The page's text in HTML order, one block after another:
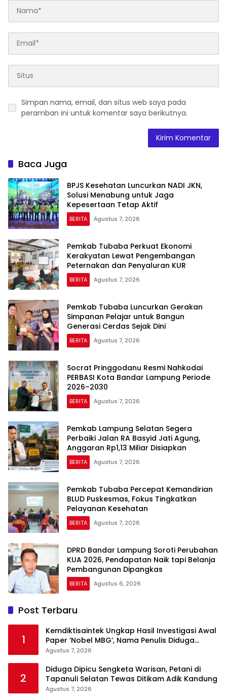
Simpan nama, email, dan situs web saya pada
peramban ini untuk komentar saya berikutnya.
Baca Juga
BPJS Kesehatan Luncurkan NADI JKN,
Solusi Menabung untuk Jaga
Kepesertaan Tetap Aktif
BERITA Agustus 7, 2026
Pemkab Tubaba Perkuat Ekonomi
Kerakyatan Lewat Pengembangan
Peternakan dan Penyaluran KUR
BERITA Agustus 7, 2026
Pemkab Tubaba Luncurkan Gerakan
Simpanan Pelajar untuk Bangun
Generasi Cerdas Sejak Dini
BERITA Agustus 7, 2026
Socrat Pringgodanu Resmi Nahkodai
PERBASI Kota Bandar Lampung Periode
2026–2030
BERITA Agustus 7, 2026
Pemkab Lampung Selatan Segera
Perbaiki Jalan RA Basyid Jati Agung,
Anggaran Rp1,13 Miliar Disiapkan
BERITA Agustus 7, 2026
Pemkab Tubaba Percepat Kemandirian
BLUD Puskesmas, Fokus Tingkatkan
Pelayanan Kesehatan
BERITA Agustus 7, 2026
DPRD Bandar Lampung Soroti Perubahan
KUA 2026, Pendapatan Naik tapi Belanja
Pembangunan Dipangkas
BERITA Agustus 6, 2026
Post Terbaru
1
Kemdiktisaintek Ungkap Hasil Investigasi Awal
Paper ‘Nobel MBG’, Nama Penulis Diduga
Dicantumkan Tanpa Persetujuan
Agustus 7, 2026
2
Diduga Dipicu Sengketa Warisan, Petani di
Tapanuli Selatan Tewas Ditikam Adik Kandung
Agustus 7, 2026